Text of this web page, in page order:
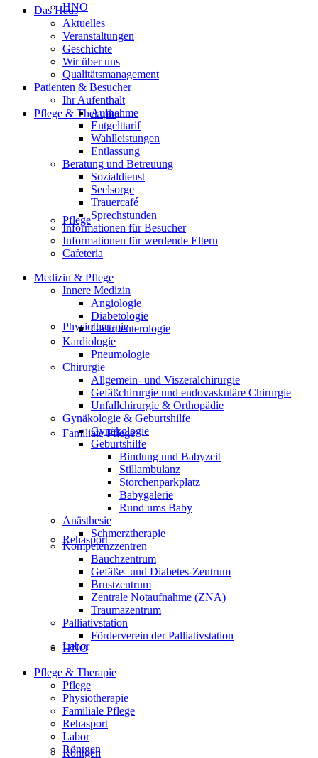
HNO
Pflege & Therapie
Pflege
Physiotherapie
Familiale Pflege
Rehasport
Labor
Röntgen
Das Haus
Aktuelles
Veranstaltungen
Geschichte
Wir über uns
Qualitätsmanagement
Patienten & Besucher
Ihr Aufenthalt
Aufnahme
Entgelttarif
Wahlleistungen
Entlassung
Beratung und Betreuung
Sozialdienst
Seelsorge
Trauercafé
Sprechstunden
Informationen für Besucher
Informationen für werdende Eltern
Cafeteria
Medizin & Pflege
Innere Medizin
Angiologie
Diabetologie
Gastroenterologie
Kardiologie
Pneumologie
Chirurgie
Allgemein- und Viszeralchirurgie
Gefäßchirurgie und endovaskuläre Chirurgie
Unfallchirurgie & Orthopädie
Gynäkologie & Geburtshilfe
Gynäkologie
Geburtshilfe
Bindung und Babyzeit
Stillambulanz
Storchenparkplatz
Babygalerie
Rund ums Baby
Anästhesie
Schmerztherapie
Kompetenzzentren
Bauchzentrum
Gefäße- und Diabetes-Zentrum
Brustzentrum
Zentrale Notaufnahme (ZNA)
Traumazentrum
Palliativstation
Förderverein der Palliativstation
HNO
Pflege & Therapie
Pflege
Physiotherapie
Familiale Pflege
Rehasport
Labor
Röntgen